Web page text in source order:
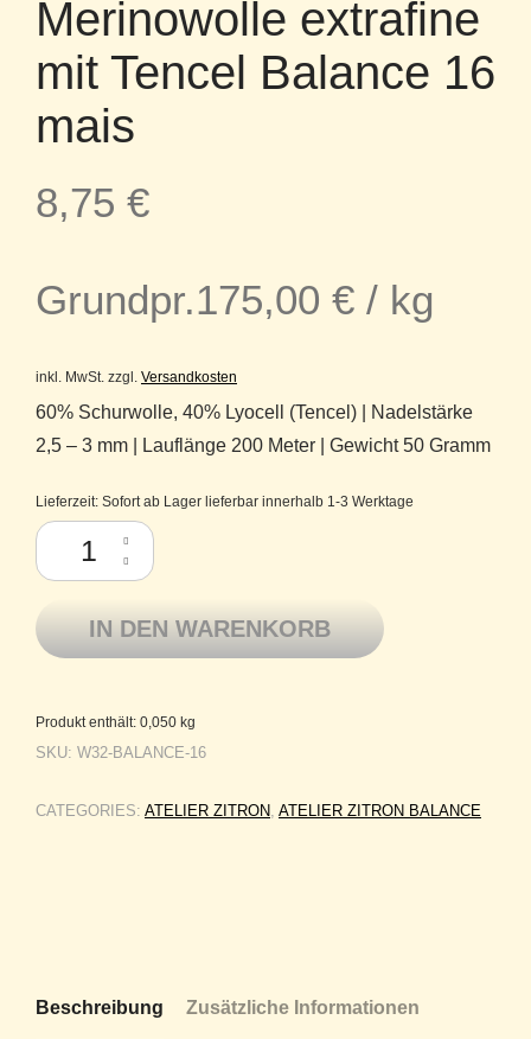
Merinowolle extrafine
mit Tencel Balance 16
mais
8,75 €
Grundpr.175,00 € / kg
inkl. MwSt. zzgl. Versandkosten
60% Schurwolle, 40% Lyocell (Tencel) | Nadelstärke
2,5 – 3 mm | Lauflänge 200 Meter | Gewicht 50 Gramm
Lieferzeit: Sofort ab Lager lieferbar innerhalb 1-3 Werktage
Atelier Zitron Merinowolle extrafine mit Tencel Balance 16 mais Menge
IN DEN WARENKORB
Produkt enthält: 0,050 kg
SKU: W32-BALANCE-16
CATEGORIES: ATELIER ZITRON, ATELIER ZITRON BALANCE
Beschreibung Zusätzliche Informationen